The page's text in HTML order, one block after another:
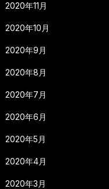
2020年11月
2020年10月
2020年9月
2020年8月
2020年7月
2020年6月
2020年5月
2020年4月
2020年3月